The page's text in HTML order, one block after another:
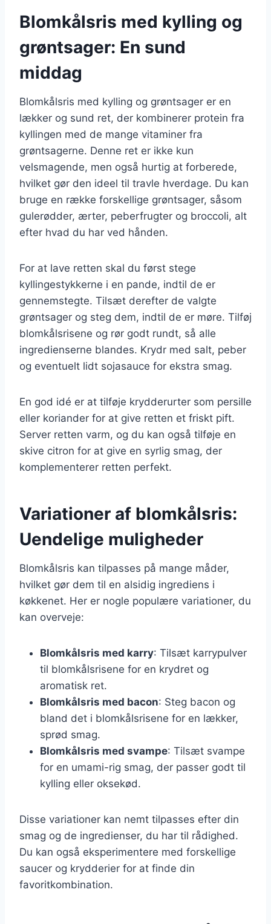
Blomkålsris med kylling og
grøntsager: En sund
middag
Blomkålsris med kylling og grøntsager er en
lækker og sund ret, der kombinerer protein fra
kyllingen med de mange vitaminer fra
grøntsagerne. Denne ret er ikke kun
velsmagende, men også hurtig at forberede,
hvilket gør den ideel til travle hverdage. Du kan
bruge en række forskellige grøntsager, såsom
gulerødder, ærter, peberfrugter og broccoli, alt
efter hvad du har ved hånden.
For at lave retten skal du først stege
kyllingestykkerne i en pande, indtil de er
gennemstegte. Tilsæt derefter de valgte
grøntsager og steg dem, indtil de er møre. Tilføj
blomkålsrisene og rør godt rundt, så alle
ingredienserne blandes. Krydr med salt, peber
og eventuelt lidt sojasauce for ekstra smag.
En god idé er at tilføje krydderurter som persille
eller koriander for at give retten et friskt pift.
Server retten varm, og du kan også tilføje en
skive citron for at give en syrlig smag, der
komplementerer retten perfekt.
Variationer af blomkålsris:
Uendelige muligheder
Blomkålsris kan tilpasses på mange måder,
hvilket gør dem til en alsidig ingrediens i
køkkenet. Her er nogle populære variationer, du
kan overveje:
Blomkålsris med karry: Tilsæt karrypulver
til blomkålsrisene for en krydret og
aromatisk ret.
Blomkålsris med bacon: Steg bacon og
bland det i blomkålsrisene for en lækker,
sprød smag.
Blomkålsris med svampe: Tilsæt svampe
for en umami-rig smag, der passer godt til
kylling eller oksekød.
Disse variationer kan nemt tilpasses efter din
smag og de ingredienser, du har til rådighed.
Du kan også eksperimentere med forskellige
saucer og krydderier for at finde din
favoritkombination.